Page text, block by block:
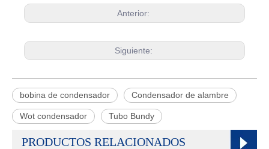
Anterior:
Siguiente:
bobina de condensador Condensador de alambre
Wot condensador Tubo Bundy
PRODUCTOS RELACIONADOS